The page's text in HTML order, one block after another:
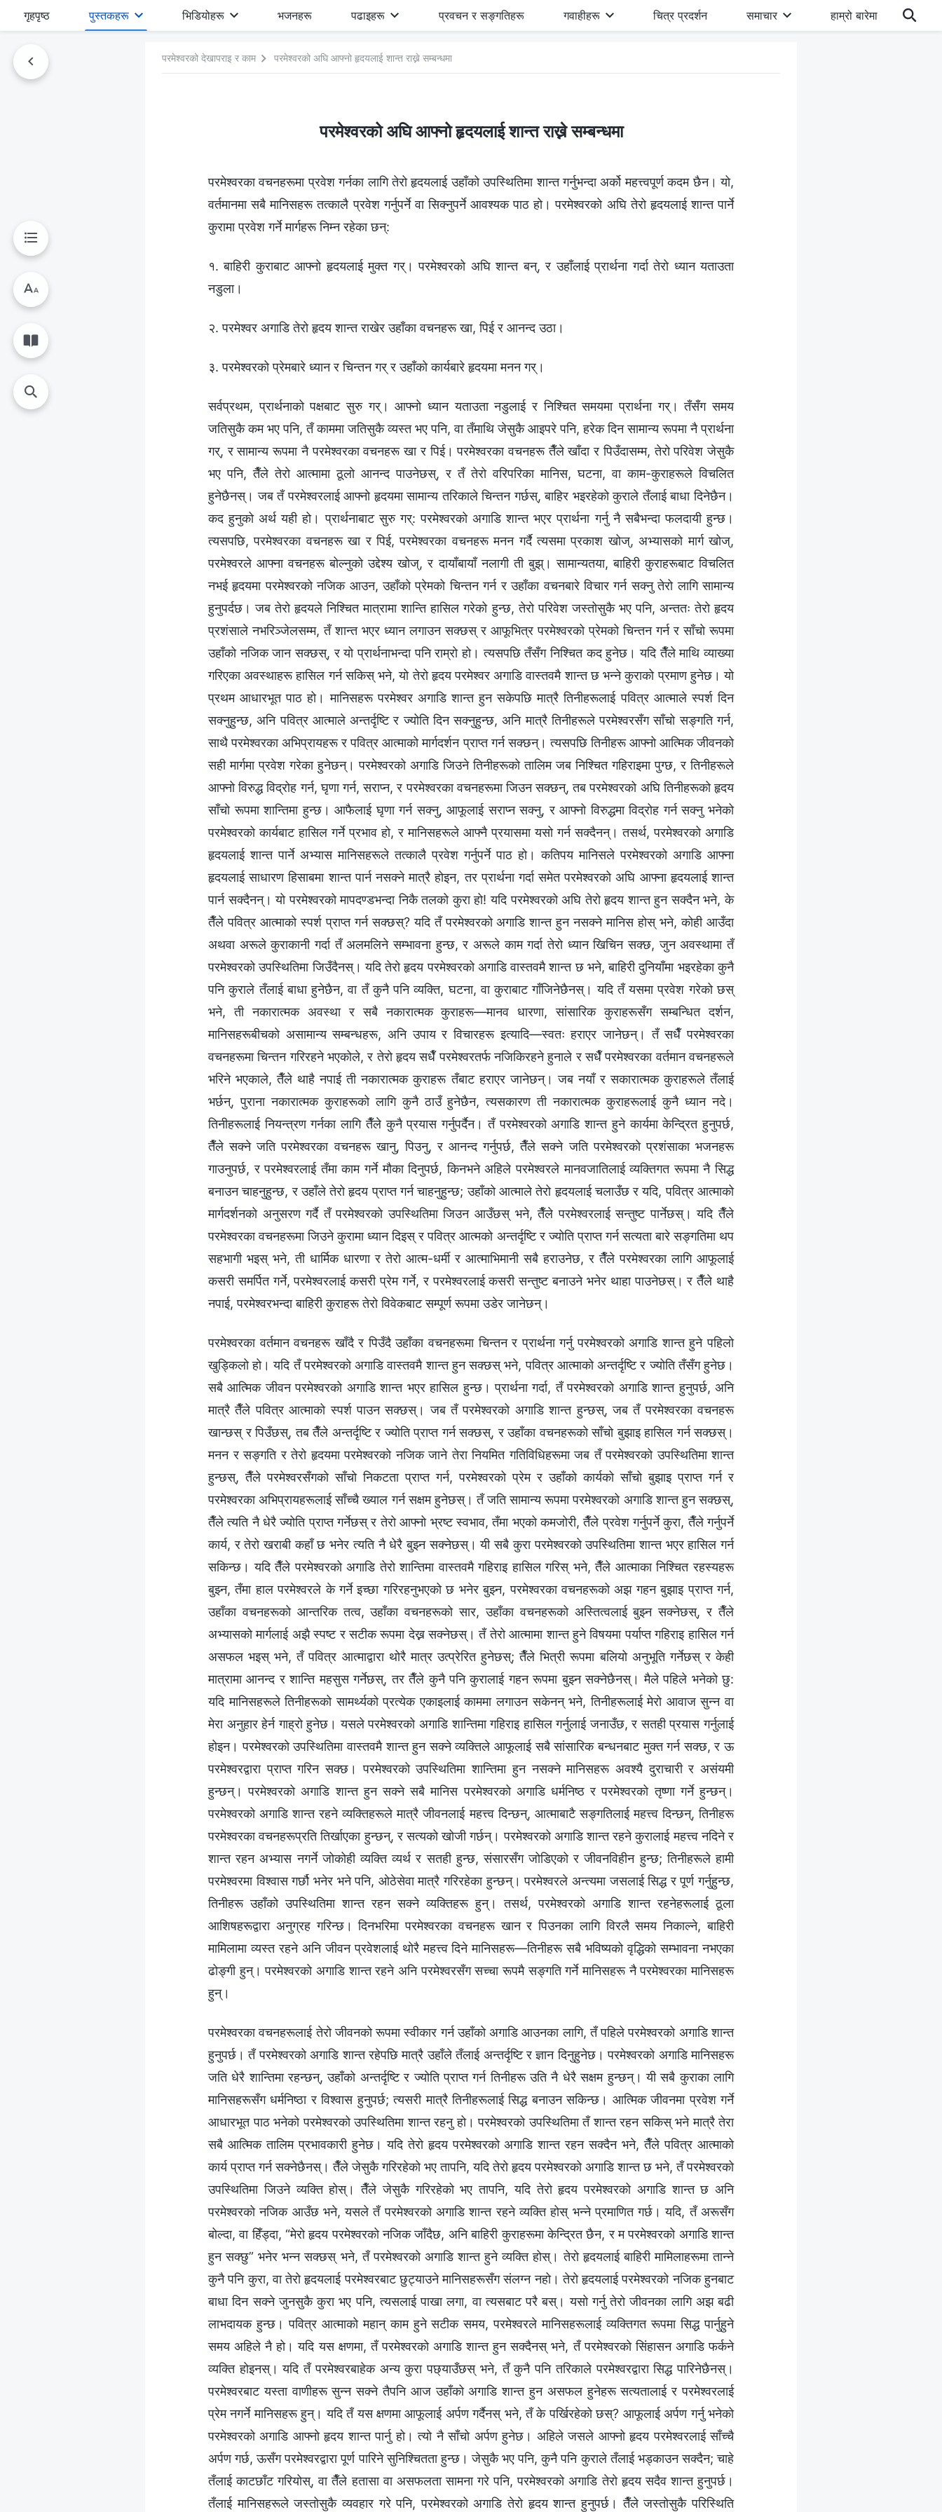
गृहपृष्ठ पुस्तकहरू भिडियोहरू भजनहरू पढाइहरू प्रवचन र सङ्गतिहरू गवाहीहरू चित्र प्रदर्शन समाचार हाम्रो बारेमा
परमेश्‍वरको देखापराइ र काम परमेश्‍वरको अघि आफ्नो हृदयलाई शान्त राख्ने सम्‍बन्धमा
परमेश्‍वरको अघि आफ्नो हृदयलाई शान्त राख्ने सम्‍बन्धमा
परमेश्‍वरका वचनहरूमा प्रवेश गर्नका लागि तेरो हृदयलाई उहाँको उपस्थितिमा शान्त गर्नुभन्दा अर्को महत्त्वपूर्ण कदम छैन। यो,
वर्तमानमा सबै मानिसहरू तत्कालै प्रवेश गर्नुपर्ने वा सिक्‍नुपर्ने आवश्यक पाठ हो। परमेश्‍वरको अघि तेरो हृदयलाई शान्त पार्ने
कुरामा प्रवेश गर्ने मार्गहरू निम्न रहेका छन्:
१. बाहिरी कुराबाट आफ्नो हृदयलाई मुक्त गर्। परमेश्‍वरको अघि शान्त बन्, र उहाँलाई प्रार्थना गर्दा तेरो ध्यान यताउता
नडुला।
२. परमेश्‍वर अगाडि तेरो हृदय शान्त राखेर उहाँका वचनहरू खा, पिई र आनन्द उठा।
३. परमेश्‍वरको प्रेमबारे ध्यान र चिन्तन गर् र उहाँको कार्यबारे हृदयमा मनन गर्।
सर्वप्रथम, प्रार्थनाको पक्षबाट सुरु गर्। आफ्नो ध्यान यताउता नडुलाई र निश्चित समयमा प्रार्थना गर्। तँसँग समय
जतिसुकै कम भए पनि, तँ काममा जतिसुकै व्यस्त भए पनि, वा तँमाथि जेसुकै आइपरे पनि, हरेक दिन सामान्य रूपमा नै प्रार्थना
गर्, र सामान्य रूपमा नै परमेश्‍वरका वचनहरू खा र पिई। परमेश्‍वरका वचनहरू तैँले खाँदा र पिउँदासम्‍म, तेरो परिवेश जेसुकै
भए पनि, तैँले तेरो आत्मामा ठूलो आनन्द पाउनेछस्, र तँ तेरो वरिपरिका मानिस, घटना, वा काम-कुराहरूले विचलित
हुनेछैनस्। जब तँ परमेश्‍वरलाई आफ्नो हृदयमा सामान्य तरिकाले चिन्तन गर्छस्, बाहिर भइरहेको कुराले तँलाई बाधा दिनेछैन।
कद हुनुको अर्थ यही हो। प्रार्थनाबाट सुरु गर्: परमेश्‍वरको अगाडि शान्त भएर प्रार्थना गर्नु नै सबैभन्दा फलदायी हुन्छ।
त्यसपछि, परमेश्‍वरका वचनहरू खा र पिई, परमेश्‍वरका वचनहरू मनन गर्दै त्यसमा प्रकाश खोज्, अभ्यासको मार्ग खोज्,
परमेश्‍वरले आफ्‍ना वचनहरू बोल्‍नुको उद्देश्य खोज्, र दायाँबायाँ नलागी ती बुझ्। सामान्यतया, बाहिरी कुराहरूबाट विचलित
नभई हृदयमा परमेश्‍वरको नजिक आउन, उहाँको प्रेमको चिन्तन गर्न र उहाँका वचनबारे विचार गर्न सक्‍नु तेरो लागि सामान्य
हुनुपर्दछ। जब तेरो हृदयले निश्चित मात्रामा शान्ति हासिल गरेको हुन्छ, तेरो परिवेश जस्तोसुकै भए पनि, अन्ततः तेरो हृदय
प्रशंसाले नभरिञ्‍जेलसम्म, तँ शान्त भएर ध्यान लगाउन सक्छस् र आफूभित्र परमेश्‍वरको प्रेमको चिन्तन गर्न र साँचो रूपमा
उहाँको नजिक जान सक्छस्, र यो प्रार्थनाभन्दा पनि राम्रो हो। त्यसपछि तँसँग निश्‍चित कद हुनेछ। यदि तैँले माथि व्याख्या
गरिएका अवस्थाहरू हासिल गर्न सकिस् भने, यो तेरो हृदय परमेश्‍वर अगाडि वास्तवमै शान्त छ भन्‍ने कुराको प्रमाण हुनेछ। यो
प्रथम आधारभूत पाठ हो। मानिसहरू परमेश्‍वर अगाडि शान्त हुन सकेपछि मात्रै तिनीहरूलाई पवित्र आत्माले स्पर्श दिन
सक्‍नुहुन्छ, अनि पवित्र आत्माले अन्तर्दृष्टि र ज्योति दिन सक्‍नुहुन्छ, अनि मात्रै तिनीहरूले परमेश्‍वरसँग साँचो सङ्गति गर्न,
साथै परमेश्‍वरका अभिप्रायहरू र पवित्र आत्माको मार्गदर्शन प्राप्‍त गर्न सक्छन्। त्यसपछि तिनीहरू आफ्नो आत्मिक जीवनको
सही मार्गमा प्रवेश गरेका हुनेछन्। परमेश्‍वरको अगाडि जिउने तिनीहरूको तालिम जब निश्चित गहिराइमा पुग्छ, र तिनीहरूले
आफ्‍नो विरुद्ध विद्रोह गर्न, घृणा गर्न, सराप्‍न, र परमेश्‍वरका वचनहरूमा जिउन सक्छन्, तब परमेश्‍वरको अघि तिनीहरूको हृदय
साँचो रूपमा शान्तिमा हुन्छ। आफैलाई घृणा गर्न सक्‍नु, आफूलाई सराप्‍न सक्‍नु, र आफ्‍नो विरुद्धमा विद्रोह गर्न सक्‍नु भनेको
परमेश्‍वरको कार्यबाट हासिल गर्ने प्रभाव हो, र मानिसहरूले आफ्‍नै प्रयासमा यसो गर्न सक्दैनन्। तसर्थ, परमेश्‍वरको अगाडि
हृदयलाई शान्त पार्ने अभ्यास मानिसहरूले तत्कालै प्रवेश गर्नुपर्ने पाठ हो। कतिपय मानिसले परमेश्‍वरको अगाडि आफ्ना
हृदयलाई साधारण हिसाबमा शान्त पार्न नसक्ने मात्रै होइन, तर प्रार्थना गर्दा समेत परमेश्‍वरको अघि आफ्ना हृदयलाई शान्त
पार्न सक्दैनन्। यो परमेश्‍वरको मापदण्डभन्दा निकै तलको कुरा हो! यदि परमेश्‍वरको अघि तेरो हृदय शान्त हुन सक्दैन भने, के
तैँले पवित्र आत्माको स्पर्श प्राप्त गर्न सक्छस्? यदि तँ परमेश्‍वरको अगाडि शान्त हुन नसक्ने मानिस होस् भने, कोही आउँदा
अथवा अरूले कुराकानी गर्दा तँ अलमलिने सम्‍भावना हुन्छ, र अरूले काम गर्दा तेरो ध्यान खिचिन सक्छ, जुन अवस्थामा तँ
परमेश्‍वरको उपस्थितिमा जिउँदैनस्। यदि तेरो हृदय परमेश्‍वरको अगाडि वास्तवमै शान्त छ भने, बाहिरी दुनियाँमा भइरहेका कुनै
पनि कुराले तँलाई बाधा हुनेछैन, वा तँ कुनै पनि व्यक्ति, घटना, वा कुराबाट गाँजिनेछैनस्। यदि तँ यसमा प्रवेश गरेको छस्
भने, ती नकारात्मक अवस्था र सबै नकारात्मक कुराहरू—मानव धारणा, सांसारिक कुराहरूसँग सम्‍बन्धित दर्शन,
मानिसहरूबीचको असामान्य सम्‍बन्धहरू, अनि उपाय र विचारहरू इत्यादि—स्वतः हराएर जानेछन्। तँ सधैँ परमेश्‍वरका
वचनहरूमा चिन्तन गरिरहने भएकोले, र तेरो हृदय सधैँ परमेश्‍वरतर्फ नजिकिरहने हुनाले र सधैँ परमेश्‍वरका वर्तमान वचनहरूले
भरिने भएकाले, तैँले थाहै नपाई ती नकारात्मक कुराहरू तँबाट हराएर जानेछन्। जब नयाँ र सकारात्मक कुराहरूले तँलाई
भर्छन्, पुराना नकारात्मक कुराहरूको लागि कुनै ठाउँ हुनेछैन, त्यसकारण ती नकारात्मक कुराहरूलाई कुनै ध्यान नदे।
तिनीहरूलाई नियन्त्रण गर्नका लागि तैँले कुनै प्रयास गर्नुपर्दैन। तँ परमेश्‍वरको अगाडि शान्त हुने कार्यमा केन्द्रित हुनुपर्छ,
तैँले सक्ने जति परमेश्‍वरका वचनहरू खानु, पिउनु, र आनन्द गर्नुपर्छ, तैँले सक्ने जति परमेश्‍वरको प्रशंसाका भजनहरू
गाउनुपर्छ, र परमेश्‍वरलाई तँमा काम गर्ने मौका दिनुपर्छ, किनभने अहिले परमेश्‍वरले मानवजातिलाई व्यक्तिगत रूपमा नै सिद्ध
बनाउन चाहनुहुन्छ, र उहाँले तेरो हृदय प्राप्‍त गर्न चाहनुहुन्छ; उहाँको आत्माले तेरो हृदयलाई चलाउँछ र यदि, पवित्र आत्माको
मार्गदर्शनको अनुसरण गर्दै तँ परमेश्‍वरको उपस्थितिमा जिउन आउँछस् भने, तैँले परमेश्‍वरलाई सन्तुष्ट पार्नेछस्। यदि तैँले
परमेश्‍वरका वचनहरूमा जिउने कुरामा ध्यान दिइस् र पवित्र आत्मको अन्तर्दृष्टि र ज्योति प्राप्‍त गर्न सत्यता बारे सङ्गतिमा थप
सहभागी भइस् भने, ती धार्मिक धारणा र तेरो आत्म-धर्मी र आत्माभिमानी सबै हराउनेछ, र तैँले परमेश्‍वरका लागि आफूलाई
कसरी समर्पित गर्ने, परमेश्‍वरलाई कसरी प्रेम गर्ने, र परमेश्‍वरलाई कसरी सन्तुष्ट बनाउने भनेर थाहा पाउनेछस्। र तैँले थाहै
नपाई, परमेश्‍वरभन्दा बाहिरी कुराहरू तेरो विवेकबाट सम्पूर्ण रूपमा उडेर जानेछन्।
परमेश्‍वरका वर्तमान वचनहरू खाँदै र पिउँदै उहाँका वचनहरूमा चिन्तन र प्रार्थना गर्नु परमेश्‍वरको अगाडि शान्त हुने पहिलो
खुड्किलो हो। यदि तँ परमेश्‍वरको अगाडि वास्तवमै शान्त हुन सक्छस् भने, पवित्र आत्माको अन्तर्दृष्टि र ज्योति तँसँग हुनेछ।
सबै आत्मिक जीवन परमेश्‍वरको अगाडि शान्त भएर हासिल हुन्छ। प्रार्थना गर्दा, तँ परमेश्‍वरको अगाडि शान्त हुनुपर्छ, अनि
मात्रै तैँले पवित्र आत्माको स्पर्श पाउन सक्छस्। जब तँ परमेश्‍वरको अगाडि शान्त हुन्छस्, जब तँ परमेश्‍वरका वचनहरू
खान्छस् र पिउँछस्, तब तैँले अन्तर्दृष्टि र ज्योति प्राप्‍त गर्न सक्छस्, र उहाँका वचनहरूको साँचो बुझाइ हासिल गर्न सक्छस्।
मनन र सङ्गति र तेरो हृदयमा परमेश्‍वरको नजिक जाने तेरा नियमित गतिविधिहरूमा जब तँ परमेश्‍वरको उपस्थितिमा शान्त
हुन्छस्, तैँले परमेश्‍वरसँगको साँचो निकटता प्राप्त गर्न, परमेश्‍वरको प्रेम र उहाँको कार्यको साँचो बुझाइ प्राप्‍त गर्न र
परमेश्‍वरका अभिप्रायहरूलाई साँच्चै ख्याल गर्न सक्षम हुनेछस्। तँ जति सामान्य रूपमा परमेश्‍वरको अगाडि शान्त हुन सक्छस्,
तैँले त्यति नै धेरै ज्योति प्राप्‍त गर्नेछस् र तेरो आफ्नो भ्रष्ट स्वभाव, तँमा भएको कमजोरी, तैँले प्रवेश गर्नुपर्ने कुरा, तैँले गर्नुपर्ने
कार्य, र तेरो खराबी कहाँ छ भनेर त्यति नै धेरै बुझ्न सक्‍नेछस्। यी सबै कुरा परमेश्‍वरको उपस्थितिमा शान्त भएर हासिल गर्न
सकिन्छ। यदि तैँले परमेश्‍वरको अगाडि तेरो शान्तिमा वास्तवमै गहिराइ हासिल गरिस् भने, तैँले आत्माका निश्चित रहस्यहरू
बुझ्न, तँमा हाल परमेश्‍वरले के गर्ने इच्छा गरिरहनुभएको छ भनेर बुझ्न, परमेश्‍वरका वचनहरूको अझ गहन बुझाइ प्राप्त गर्न,
उहाँका वचनहरूको आन्तरिक तत्व, उहाँका वचनहरूको सार, उहाँका वचनहरूको अस्तित्वलाई बुझ्न सक्‍नेछस्, र तैँले
अभ्यासको मार्गलाई अझै स्पष्ट र सटीक रूपमा देख्न सक्‍नेछस्। तँ तेरो आत्मामा शान्त हुने विषयमा पर्याप्‍त गहिराइ हासिल गर्न
असफल भइस् भने, तँ पवित्र आत्माद्वारा थोरै मात्र उत्प्रेरित हुनेछस्; तैँले भित्री रूपमा बलियो अनुभूति गर्नेछस् र केही
मात्रामा आनन्द र शान्ति महसुस गर्नेछस्, तर तैँले कुनै पनि कुरालाई गहन रूपमा बुझ्न सक्नेछैनस्। मैले पहिले भनेको छु:
यदि मानिसहरूले तिनीहरूको सामर्थ्यको प्रत्येक एकाइलाई काममा लगाउन सकेनन् भने, तिनीहरूलाई मेरो आवाज सुन्न वा
मेरा अनुहार हेर्न गाह्रो हुनेछ। यसले परमेश्‍वरको अगाडि शान्तिमा गहिराइ हासिल गर्नुलाई जनाउँछ, र सतही प्रयास गर्नुलाई
होइन। परमेश्‍वरको उपस्थितिमा वास्तवमै शान्त हुन सक्ने व्यक्तिले आफूलाई सबै सांसारिक बन्धनबाट मुक्त गर्न सक्छ, र ऊ
परमेश्‍वरद्वारा प्राप्‍त गरिन सक्छ। परमेश्‍वरको उपस्थितिमा शान्तिमा हुन नसक्‍ने मानिसहरू अवश्यै दुराचारी र असंयमी
हुन्छन्। परमेश्‍वरको अगाडि शान्त हुन सक्ने सबै मानिस परमेश्‍वरको अगाडि धर्मनिष्ठ र परमेश्‍वरको तृष्णा गर्ने हुन्छन्।
परमेश्‍वरको अगाडि शान्त रहने व्यक्तिहरूले मात्रै जीवनलाई महत्त्व दिन्छन्, आत्माबाटै सङ्गतिलाई महत्त्व दिन्छन्, तिनीहरू
परमेश्‍वरका वचनहरूप्रति तिर्खाएका हुन्छन्, र सत्यको खोजी गर्छन्। परमेश्‍वरको अगाडि शान्त रहने कुरालाई महत्त्व नदिने र
शान्त रहन अभ्यास नगर्ने जोकोही व्यक्ति व्यर्थ र सतही हुन्छ, संसारसँग जोडिएको र जीवनविहीन हुन्छ; तिनीहरूले हामी
परमेश्‍वरमा विश्‍वास गर्छौ भनेर भने पनि, ओठेसेवा मात्रै गरिरहेका हुन्छन्। परमेश्‍वरले अन्त्यमा जसलाई सिद्ध र पूर्ण गर्नुहुन्छ,
तिनीहरू उहाँको उपस्थितिमा शान्त रहन सक्ने व्यक्तिहरू हुन्। तसर्थ, परमेश्‍वरको अगाडि शान्त रहनेहरूलाई ठूला
आशिषहरूद्वारा अनुग्रह गरिन्छ। दिनभरिमा परमेश्‍वरका वचनहरू खान र पिउनका लागि विरलै समय निकाल्ने, बाहिरी
मामिलामा व्यस्त रहने अनि जीवन प्रवेशलाई थोरै महत्त्व दिने मानिसहरू—तिनीहरू सबै भविष्यको वृद्धिको सम्भावना नभएका
ढोङ्गी हुन्। परमेश्‍वरको अगाडि शान्त रहने अनि परमेश्‍वरसँग सच्‍चा रूपमै सङ्गति गर्ने मानिसहरू नै परमेश्‍वरका मानिसहरू
हुन्।
परमेश्‍वरका वचनहरूलाई तेरो जीवनको रूपमा स्वीकार गर्न उहाँको अगाडि आउनका लागि, तँ पहिले परमेश्‍वरको अगाडि शान्त
हुनुपर्छ। तँ परमेश्‍वरको अगाडि शान्त रहेपछि मात्रै उहाँले तँलाई अन्तर्दृष्टि र ज्ञान दिनुहुनेछ। परमेश्‍वरको अगाडि मानिसहरू
जति धेरै शान्तिमा रहन्छन्, उहाँको अन्तर्दृष्टि र ज्योति प्राप्‍त गर्न तिनीहरू उति नै धेरै सक्षम हुन्छन्। यी सबै कुराका लागि
मानिसहरूसँग धर्मनिष्ठा र विश्‍वास हुनुपर्छ; त्यसरी मात्रै तिनीहरूलाई सिद्ध बनाउन सकिन्छ। आत्मिक जीवनमा प्रवेश गर्ने
आधारभूत पाठ भनेको परमेश्‍वरको उपस्थितिमा शान्त रहनु हो। परमेश्‍वरको उपस्थितिमा तँ शान्त रहन सकिस् भने मात्रै तेरा
सबै आत्मिक तालिम प्रभावकारी हुनेछ। यदि तेरो हृदय परमेश्‍वरको अगाडि शान्त रहन सक्दैन भने, तैँले पवित्र आत्माको
कार्य प्राप्‍त गर्न सक्‍नेछैनस्। तैँले जेसुकै गरिरहेको भए तापनि, यदि तेरो हृदय परमेश्‍वरको अगाडि शान्त छ भने, तँ परमेश्‍वरको
उपस्थितिमा जिउने व्यक्ति होस्। तैँले जेसुकै गरिरहेको भए तापनि, यदि तेरो हृदय परमेश्‍वरको अगाडि शान्त छ अनि
परमेश्‍वरको नजिक आउँछ भने, यसले तँ परमेश्‍वरको अगाडि शान्त रहने व्यक्ति होस् भन्‍ने प्रमाणित गर्छ। यदि, तँ अरूसँग
बोल्दा, वा हिँड्दा, “मेरो हृदय परमेश्‍वरको नजिक जाँदैछ, अनि बाहिरी कुराहरूमा केन्द्रित छैन, र म परमेश्‍वरको अगाडि शान्त
हुन सक्छु” भनेर भन्न सक्छस् भने, तँ परमेश्‍वरको अगाडि शान्त हुने व्यक्ति होस्। तेरो हृदयलाई बाहिरी मामिलाहरूमा तान्ने
कुनै पनि कुरा, वा तेरो हृदयलाई परमेश्‍वरबाट छुट्याउने मानिसहरूसँग संलग्न नहो। तेरो हृदयलाई परमेश्‍वरको नजिक हुनबाट
बाधा दिन सक्ने जुनसुकै कुरा भए पनि, त्यसलाई पाखा लगा, वा त्यसबाट परै बस्। यसो गर्नु तेरो जीवनका लागि अझ बढी
लाभदायक हुन्छ। पवित्र आत्माको महान् काम हुने सटीक समय, परमेश्‍वरले मानिसहरूलाई व्यक्तिगत रूपमा सिद्ध पार्नुहुने
समय अहिले नै हो। यदि यस क्षणमा, तँ परमेश्‍वरको अगाडि शान्त हुन सक्दैनस् भने, तँ परमेश्‍वरको सिंहासन अगाडि फर्कने
व्यक्ति होइनस्। यदि तँ परमेश्‍वरबाहेक अन्य कुरा पछ्याउँछस् भने, तँ कुनै पनि तरिकाले परमेश्वरद्वारा सिद्ध पारिनेछैनस्।
परमेश्‍वरबाट यस्ता वाणीहरू सुन्न सक्ने तैपनि आज उहाँको अगाडि शान्त हुन असफल हुनेहरू सत्यतालाई र परमेश्‍वरलाई
प्रेम नगर्ने मानिसहरू हुन्। यदि तँ यस क्षणमा आफूलाई अर्पण गर्दैनस् भने, तँ के पर्खिरहेको छस्? आफूलाई अर्पण गर्नु भनेको
परमेश्‍वरको अगाडि आफ्नो हृदय शान्त पार्नु हो। त्यो नै साँचो अर्पण हुनेछ। अहिले जसले आफ्नो हृदय परमेश्‍वरलाई साँच्चै
अर्पण गर्छ, ऊसँग परमेश्वरद्वारा पूर्ण पारिने सुनिश्चितता हुन्छ। जेसुकै भए पनि, कुनै पनि कुराले तँलाई भड्काउन सक्दैन; चाहे
तँलाई काटछाँट गरियोस्, वा तैँले हतासा वा असफलता सामना गरे पनि, परमेश्‍वरको अगाडि तेरो हृदय सदैव शान्त हुनुपर्छ।
तँलाई मानिसहरूले जस्तोसुकै व्यवहार गरे पनि, परमेश्‍वरको अगाडि तेरो हृदय शान्त हुनुपर्छ। तैँले जस्तोसुकै परिस्थिति